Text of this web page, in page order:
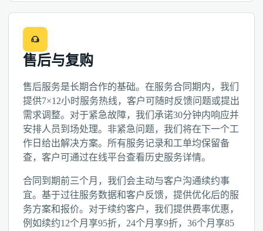
售后与复购
售后服务是长期合作的基础。在服务合同期内，我们
提供7×12小时服务热线，客户可随时反馈问题或提出
需求调整。对于紧急故障，我们承诺30分钟内响应并
安排人员到场处理。非紧急问题，我们将在下一个工
作日给出解决方案。所有服务记录和工单均保留备
查，客户可通过在线平台查看历史服务详情。
合同到期前三个月，我们会主动与客户沟通续约事
宜。基于过往服务数据和客户反馈，提供优化后的服
务方案和报价。对于续约客户，我们提供费率优惠，
例如续约12个月享95折，24个月享9折，36个月享85